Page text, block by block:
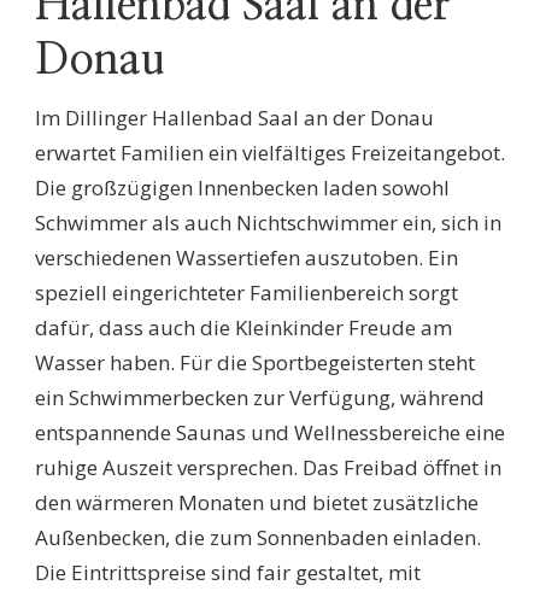
Donau
Im Dillinger Hallenbad Saal an der Donau
erwartet Familien ein vielfältiges Freizeitangebot.
Die großzügigen Innenbecken laden sowohl
Schwimmer als auch Nichtschwimmer ein, sich in
verschiedenen Wassertiefen auszutoben. Ein
speziell eingerichteter Familienbereich sorgt
dafür, dass auch die Kleinkinder Freude am
Wasser haben. Für die Sportbegeisterten steht
ein Schwimmerbecken zur Verfügung, während
entspannende Saunas und Wellnessbereiche eine
ruhige Auszeit versprechen. Das Freibad öffnet in
den wärmeren Monaten und bietet zusätzliche
Außenbecken, die zum Sonnenbaden einladen.
Die Eintrittspreise sind fair gestaltet, mit